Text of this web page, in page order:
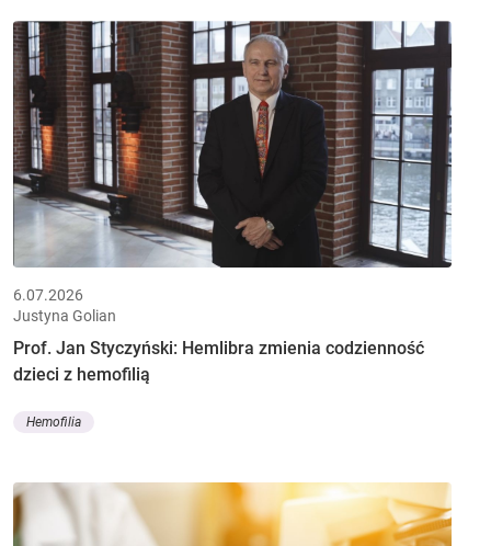
6.07.2026
Justyna Golian
Prof. Jan Styczyński: Hemlibra zmienia codzienność
dzieci z hemofilią
Hemofilia